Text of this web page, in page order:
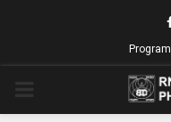
Program